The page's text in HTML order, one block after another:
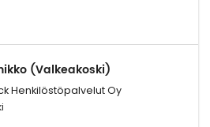
(Valkeakoski)
Henkilöstöpalvelut Oy